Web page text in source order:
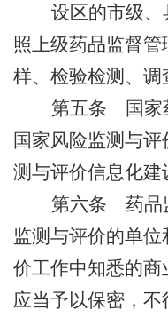
设区的市级
照上级药品监督
样、检验检测、调
第五条
国
国家风险监测与
测与评价信息化建
第六条 药品
监测与评价的单
价工作中知悉的
应当予以保密，不